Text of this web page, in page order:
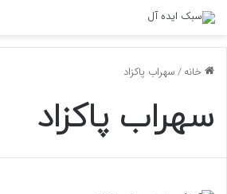
خانه/سهراب پاکزاد
سهراب پاکزاد